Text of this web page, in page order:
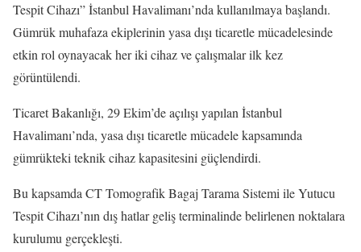
Tespit Cihazı” İstanbul Havalimanı’nda kullanılmaya başlandı.
Gümrük muhafaza ekiplerinin yasa dışı ticaretle mücadelesinde
etkin rol oynayacak her iki cihaz ve çalışmalar ilk kez
görüntülendi.
Ticaret Bakanlığı, 29 Ekim’de açılışı yapılan İstanbul
Havalimanı’nda, yasa dışı ticaretle mücadele kapsamında
gümrükteki teknik cihaz kapasitesini güçlendirdi.
Bu kapsamda CT Tomografik Bagaj Tarama Sistemi ile Yutucu
Tespit Cihazı’nın dış hatlar geliş terminalinde belirlenen noktalara
kurulumu gerçekleşti.